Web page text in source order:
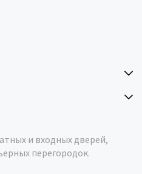
и входных дверей,
перегородок.